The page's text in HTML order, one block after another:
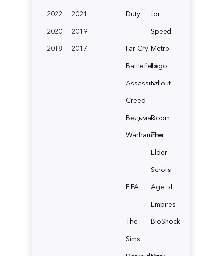
2022
2021
2020
2019
2018
2017
Duty
for
Speed
Far Cry Metro
BattlefieldLego
Assassin's
Creed
Fallout
ВедьмакDoom
Warhammer
The
Elder
Scrolls
FIFA
Age of
Empires
The
Sims
BioShock